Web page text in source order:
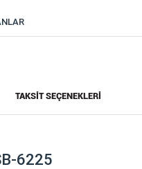
TAKSIT SEÇENEKLERI
6225